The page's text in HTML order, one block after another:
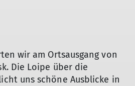
wir am Ortsausgang von
Die Loipe über die
uns schöne Ausblicke in